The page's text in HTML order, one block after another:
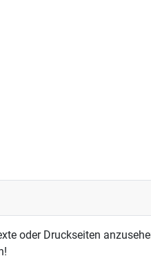
oder Druckseiten